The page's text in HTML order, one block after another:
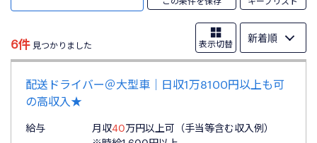
6件 見つかりました 表示切替
配送ドライバー＠大型車｜日収1万8100円以上も可
の高収入★
給与 月収40万円以上可（手当等含む収入例）